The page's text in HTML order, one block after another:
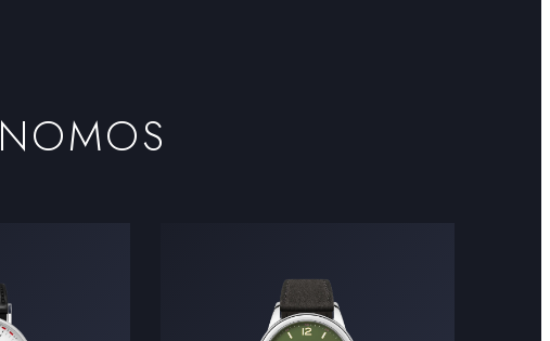
NOMOS